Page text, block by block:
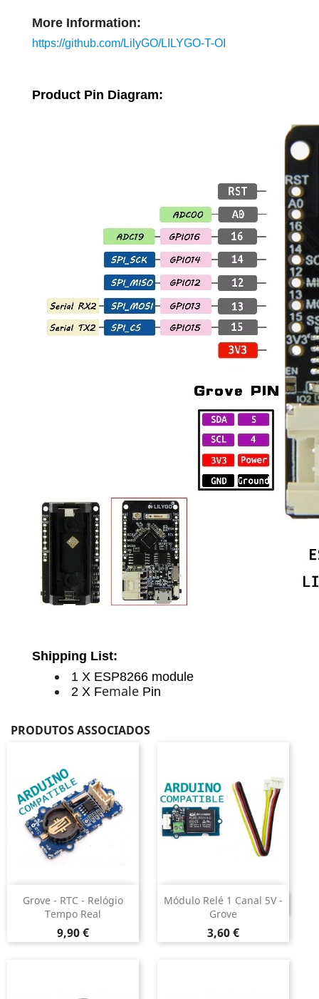
More Information:
https://github.com/LilyGO/LILYGO-T-OI
Product Pin Diagram:
Shipping List:
1 X ESP8266 module
2 X Female Pin
PRODUTOS ASSOCIADOS
Grove - RTC - Relógio
Tempo Real
Preço
9,90 €
Módulo Relé 1 Canal 5V -
Grove
Preço
3,60 €
DESCONTINUADO